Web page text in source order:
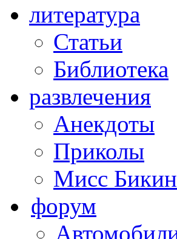
литература
Статьи
Библиотека
развлечения
Анекдоты
Приколы
Мисс
форум